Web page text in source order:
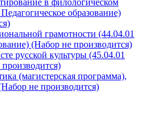
в филологическом
образование)
грамотности (44.04.01
(Набор не производится)
русской культуры (45.04.01
(магистерская программа),
не производится)